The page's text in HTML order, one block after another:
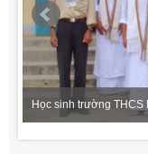
Học sinh trường THCS